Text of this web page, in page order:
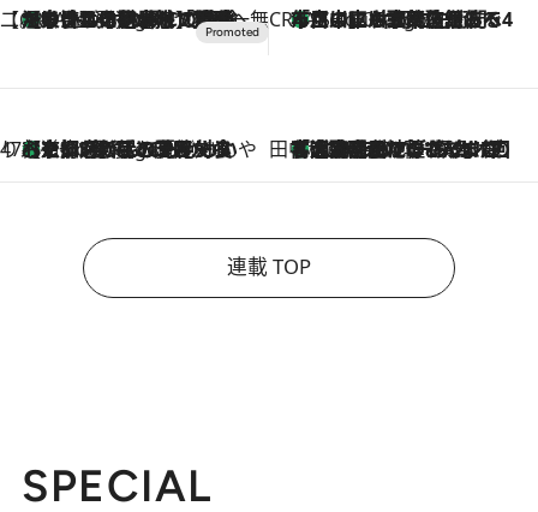
【CREA×星野リゾート】唯一無二。癒しと発見が待つ場所へ
5 Hours Ago
【トンボの足水浴】ヒノキの香りに包まれて涼感マックス！約13℃の湧水かけ流しを避暑地「星野温泉 トンボの湯」で体験 CREA'S CHOICE
7 Hours Ago
「立川にも歌舞伎があるんだよ」 片岡仁左衛門・市川中車ら豪華座組みで4年目の立川立飛歌舞伎へ
47都道府県の手みやげ ひんやりスイーツで夏を満喫
7 Hours Ago
【京都府】この夏絶対食べたい 冷やしておいしいおやつ3選 ひと口目から心を掴む新緑のテリーヌ 田中稲の勝手に再ブーム
2026.8.7
「湘南乃風に憧れて」観客大盛上がりの“タオル回し”に、ラッパー顔負けの高速歌唱まで…さだまさし（74）のアグレッシブすぎる現在地
連載 TOP
SPECIAL